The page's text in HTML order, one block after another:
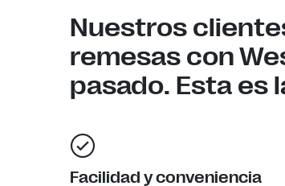
Nuestros
remesas con
pasado. Esta es
Facilidad y conveniencia